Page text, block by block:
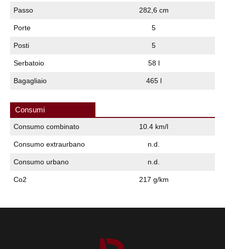
Passo 282,6 cm
Porte 5
Posti 5
Serbatoio 58 l
Bagagliaio 465 l
Consumi
Consumo combinato 10.4 km/l
Consumo extraurbano n.d.
Consumo urbano n.d.
Co2 217 g/km